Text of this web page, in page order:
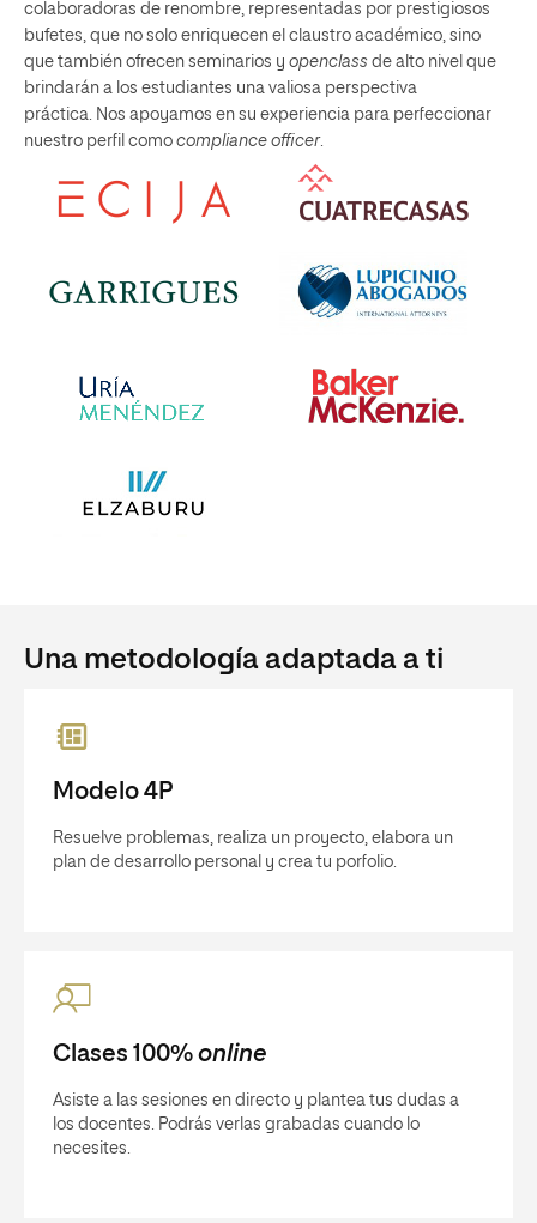
colaboradoras de renombre, representadas por prestigiosos
bufetes, que no solo enriquecen el claustro académico, sino
que también ofrecen seminarios y openclass de alto nivel que
brindarán a los estudiantes una valiosa perspectiva
práctica. Nos apoyamos en su experiencia para perfeccionar
nuestro perfil como compliance officer.
Una metodología adaptada a ti
Modelo 4P
Resuelve problemas, realiza un proyecto, elabora un
plan de desarrollo personal y crea tu porfolio.
Clases 100% online
Asiste a las sesiones en directo y plantea tus dudas a
los docentes. Podrás verlas grabadas cuando lo
necesites.